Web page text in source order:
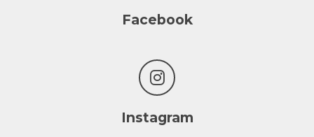
Facebook
Instagram